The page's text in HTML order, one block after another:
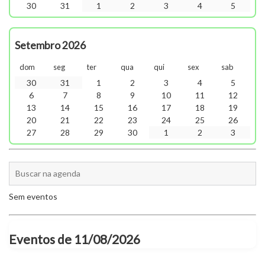
30
31 1 2 3 4 5
Setembro 2026
dom seg ter qua qui sex sab
30 31 1 2 3 4
5
6
7 8 9 10 11
12
13
14 15 16 17 18
19
20
21 22 23 24 25
26
27
28 29 30 1 2 3
Sem eventos
Eventos de 11/08/2026